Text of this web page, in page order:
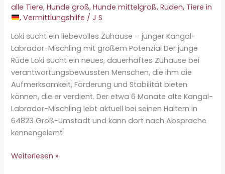
alle Tiere,Hunde groß,Hunde mittelgroß,Rüden, Tiere in
,Vermittlungshilfe /J S
Loki sucht ein liebevolles Zuhause – junger Kangal-
Labrador-Mischling mit großem Potenzial Der junge
Rüde Loki sucht ein neues, dauerhaftes Zuhause bei
verantwortungsbewussten Menschen, die ihm die
Aufmerksamkeit, Förderung und Stabilität bieten
können, die er verdient. Der etwa 6 Monate alte Kangal-
Labrador-Mischling lebt aktuell bei seinen Haltern in
64823 Groß-Umstadt und kann dort nach Absprache
kennengelernt
Vermittlungshilfe
Weiterlesen »